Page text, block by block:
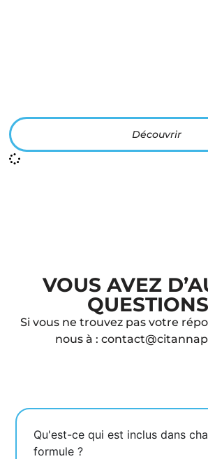
Découvrir
VOUS AVEZ
Si vous ne trouvez pas votre
nous à :
Qu'est-ce qui est inclus dans
formule ?